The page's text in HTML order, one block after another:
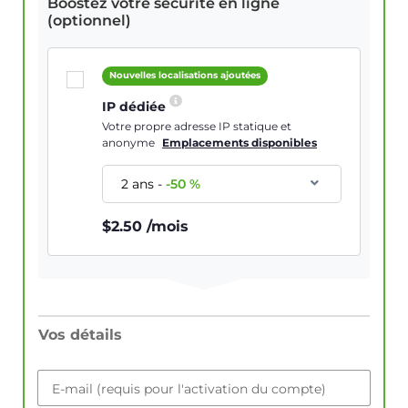
Boostez votre sécurité en ligne
(optionnel)
Nouvelles localisations ajoutées
IP dédiée
Votre propre adresse IP statique et
anonyme Emplacements disponibles
2 ans--50 %
$2.50 /mois
Vos détails
E-mail (requis pour l'activation du compte)